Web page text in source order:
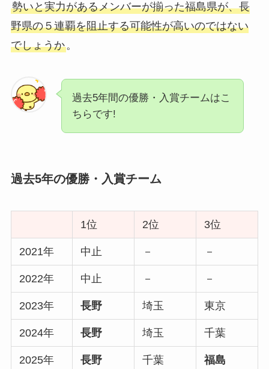
勢いと実力があるメンバーが揃った福島県が、長
野県の５連覇を阻止する可能性が高いのではない
でしょうか。
過去5年間の優勝・入賞チームはこ
ちらです!
過去5年の優勝・入賞チーム
1位 2位 3位
2021年 中止 － －
2022年 中止 － －
2023年 長野 埼玉 東京
2024年 長野 埼玉 千葉
2025年 長野 千葉 福島